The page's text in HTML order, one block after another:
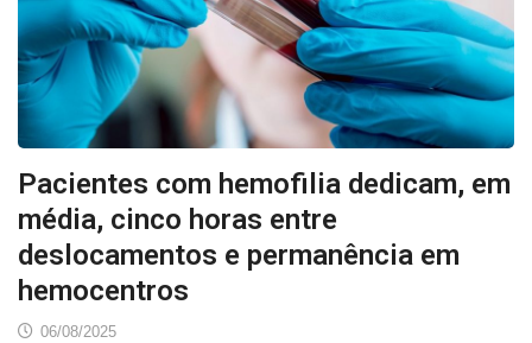
Pacientes com hemofilia dedicam, em
média, cinco horas entre
deslocamentos e permanência em
hemocentros
06/08/2025